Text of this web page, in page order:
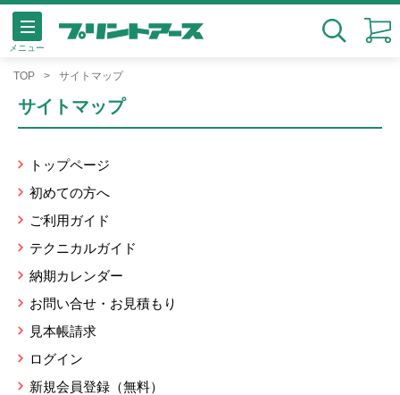
メニュー
TOP サイトマップ
サイトマップ
トップページ
初めての方へ
ご利用ガイド
テクニカルガイド
納期カレンダー
お問い合せ・お見積もり
見本帳請求
ログイン
新規会員登録（無料）